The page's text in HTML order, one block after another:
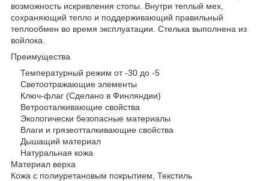
возможность искривления стопы. Внутри теплый мех,
сохраняющий тепло и поддерживающий правильный
теплообмен во время эксплуатации. Стелька выполнена из
войлока.
Преимущества
Температурный режим от -30 до -5
Светоотражающие элементы
Ключ-флаг (Сделано в Финляндии)
Ветрооталкивающие свойства
Экологически безопасные материалы
Влаги и грязеотталкивающие свойства
Дышащий материал
Натуральная кожа
Материал верха
Кожа с полиуретановым покрытием, Текстиль